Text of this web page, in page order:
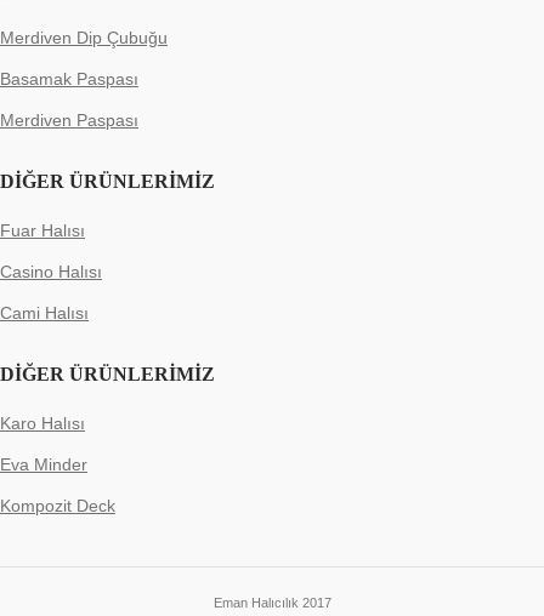
Merdiven Dip Çubuğu
Basamak Paspası
Merdiven Paspası
DIĞER ÜRÜNLERIMIZ
Fuar Halısı
Casino Halısı
Cami Halısı
DIĞER ÜRÜNLERIMIZ
Karo Halısı
Eva Minder
Kompozit Deck
Eman Halıcılık 2017